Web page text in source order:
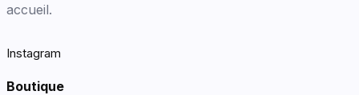
accueil.
Instagram
Boutique